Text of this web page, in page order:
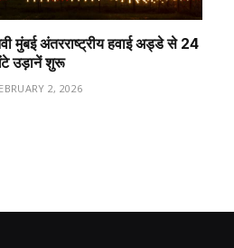
मुंबई अंतरराष्ट्रीय हवाई अड्डे से 24
उड़ानें शुरू
2, 2026